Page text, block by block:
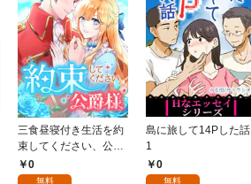
三食昼寝付き生活を約
束してください、公爵
様 1話
0
無料
島に旅して14Pした話
1
0
無料